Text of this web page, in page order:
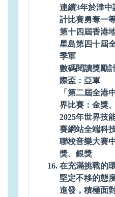
連續3年於津
計比賽勇奪一
第十四屆香港
星島第四十屆
季軍
數碼閱讀獎勵
際盃：亞軍
「第二屆全港
界比賽：金獎
2025年世界技
賽網站全端科
聯校音樂大賽
獎、銀獎
在充滿挑戰的
堅定不移的態
進發，積極面